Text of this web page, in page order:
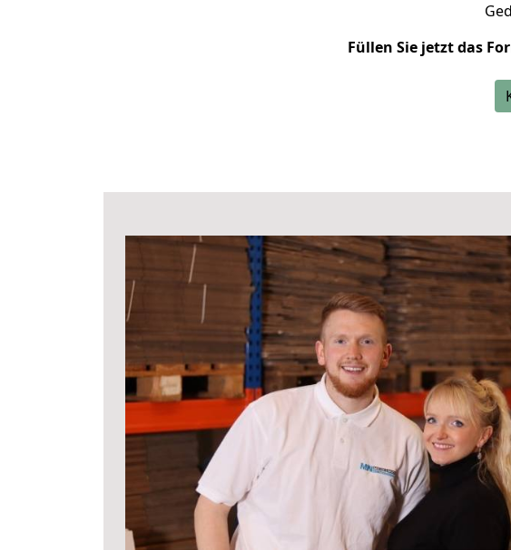
Füllen Sie jetzt das